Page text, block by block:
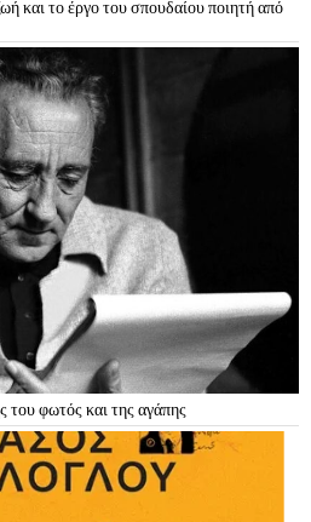
και το έργο του σπουδαίου ποιητή από
του φωτός και της αγάπης